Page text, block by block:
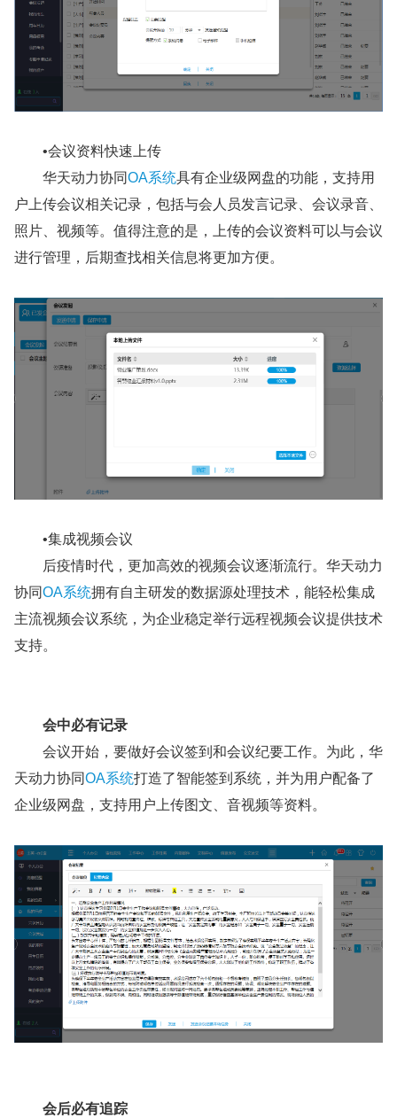
•会议资料快速上传
华天动力协同OA系统具有企业级网盘的功能，支持用
户上传会议相关记录，包括与会人员发言记录、会议录音、
照片、视频等。值得注意的是，上传的会议资料可以与会议
进行管理，后期查找相关信息将更加方便。
•集成视频会议
后疫情时代，更加高效的视频会议逐渐流行。华天动力
协同OA系统拥有自主研发的数据源处理技术，能轻松集成
主流视频会议系统，为企业稳定举行远程视频会议提供技术
支持。
会中必有记录
会议开始，要做好会议签到和会议纪要工作。为此，华
天动力协同OA系统打造了智能签到系统，并为用户配备了
企业级网盘，支持用户上传图文、音视频等资料。
会后必有追踪